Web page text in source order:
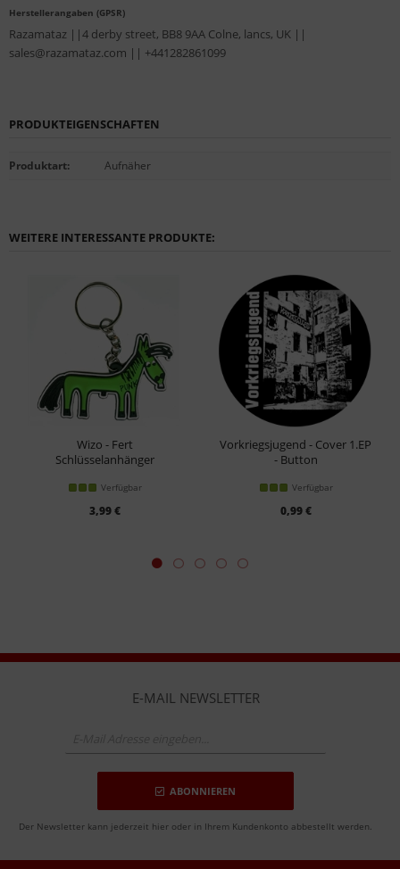
Herstellerangaben (GPSR)
Razamataz ||4 derby street, BB8 9AA Colne, lancs, UK ||
sales@razamataz.com || +441282861099
PRODUKTEIGENSCHAFTEN
Produktart: Aufnäher
WEITERE INTERESSANTE PRODUKTE:
Wizo - Fert
Schlüsselanhänger
Verfügbar
3,99 €
Vorkriegsjugend - Cover 1.EP
- Button
Verfügbar
0,99 €
E-MAIL NEWSLETTER
ABONNIEREN
Der Newsletter kann jederzeit hier oder in Ihrem Kundenkonto abbestellt werden.